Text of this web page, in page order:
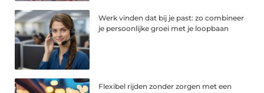
Werk vinden dat bij je past: zo combineer
je persoonlijke groei met je loopbaan
Flexibel rijden zonder zorgen met een